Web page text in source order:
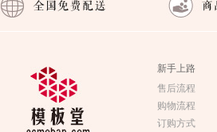
新手上路
售后流程
购物流程
订购方式